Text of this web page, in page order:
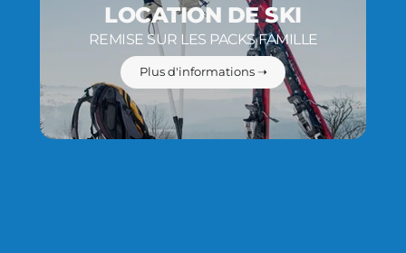
LOCATION DE SKI
REMISE SUR LES PACKS FAMILLE
Plus d'informations ➝